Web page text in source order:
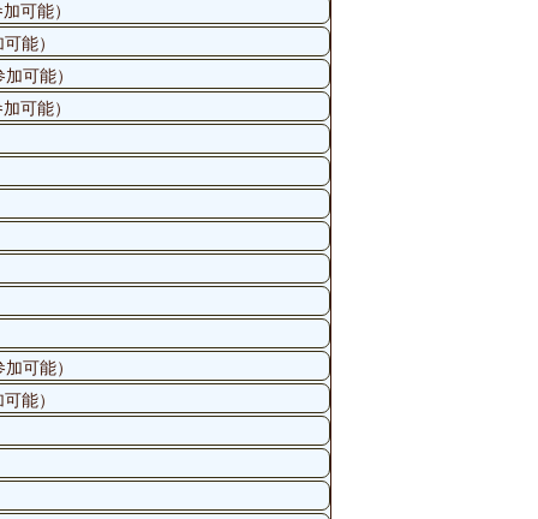
可能）
能）
可能）
可能）
可能）
能）